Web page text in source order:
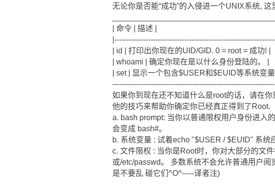
无论你是否能“成功”的入侵进一个UNIX系统,
| 命令 | 描述 |
| id | 打印出你现在的UID/GID. 0 = root = 成功! |
| whoami | 确定你现在是以什么身份登陆的。 |
| set | 显示一个包含$USER和$EUID等系统变量
如果你到现在还不知道什么是root的话，请在
他的技巧来帮助你确定你已经真正得到了Root.
a. bash prompt: 当你以普通限权用户身份进入
会变成 bash#。
b. 系统变量 : 试着echo "$USER / $EUID" 系统
c. 文件限权 : 当你是Root时，你对大部分的文
或/etc/passwd。 多数系统不会允许普通用户
是不要乱 碰它们^O^-----译者注)